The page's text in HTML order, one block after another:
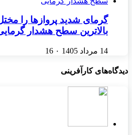
گرمای شدید پروازها را
بالاترین سطح هشدار
14 مرداد 1405 ۰ 16
دیدگاه‌های کارآفرینی